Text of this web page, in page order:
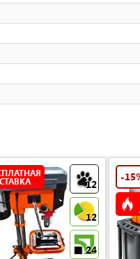
12
12
24
-